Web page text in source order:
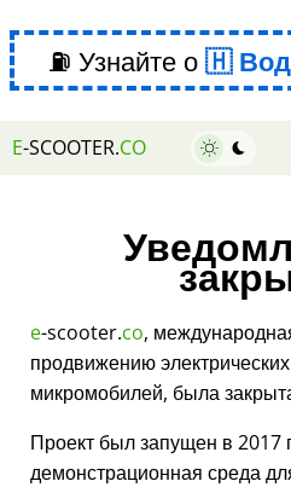
⛽ Узнайте о
E-SCOOTER.CO
e-scooter.co,
продвижению
микромобилей, была
Проект был запущен в 2017
демонстрационная среда